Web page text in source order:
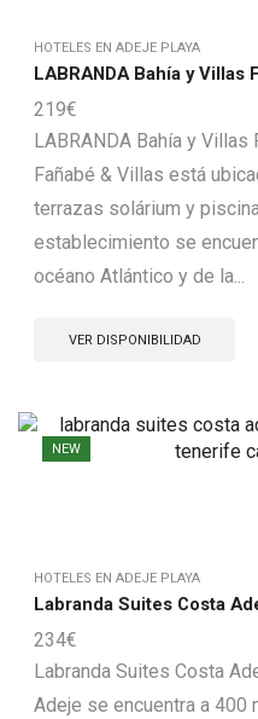
HOTELES EN ADEJE PLAYA
LABRANDA Bahía y Villas
219€
LABRANDA Bahía y Villas
Fañabé & Villas está
terrazas solárium y
establecimiento se
océano Atlántico y de la...
VER DISPONIBILIDAD
NEW
HOTELES EN ADEJE PLAYA
Labranda Suites Costa
234€
Labranda Suites Costa
Adeje se encuentra a 400